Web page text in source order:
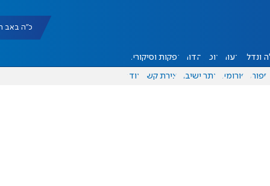
כ"ה באב תשפ"ו
ונדל"ן דעות אוכל יהדות הפקות וסיקורים
ספורט פורומים אתר ישיבה יצירת קשר עוד